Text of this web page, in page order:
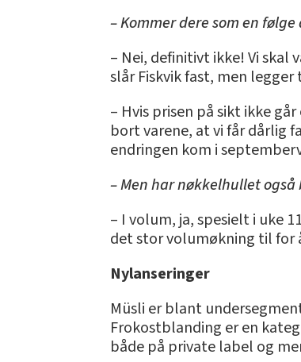
– Kommer dere som en
– Nei, definitivt ikke! Vi
slår Fiskvik fast, men legger
– Hvis prisen på sikt ikke
bort varene, at vi får dårlig
endringen kom i
– Men har nøkkelhullet
– I volum, ja, spesielt i uke
det stor volumøkning til for
Nylanseringer
Müsli er blant
Frokostblanding er en
både på private label og